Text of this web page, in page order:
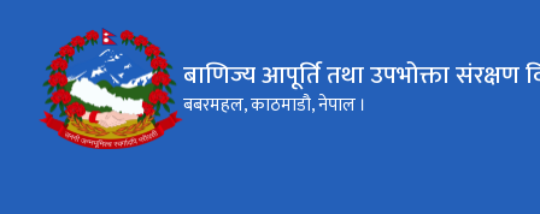
बाणिज्य आपूर्ति तथा उपभोक्ता संरक्षण
बबरमहल, काठमाडौ, नेपाल ।​